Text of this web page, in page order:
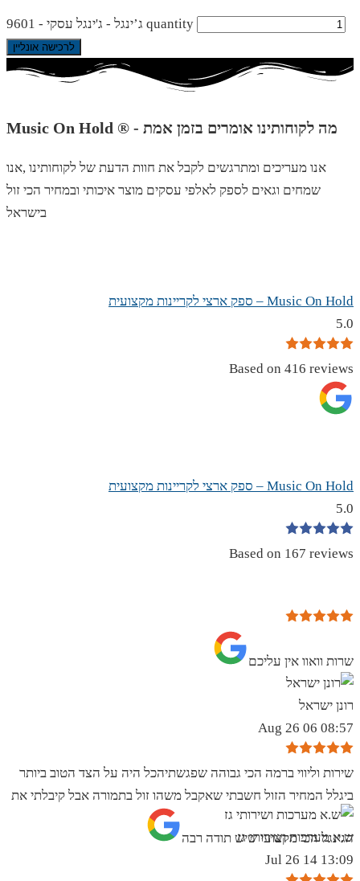
ג’ינגל - ג'ינגל עסקי - 9601 quantity
לרכישה אונליין
Music On Hold ® - מה לקוחותינו אומרים בזמן אמת
אנו מעריכים ומתרגשים לקבל את חוות הדעת של לקוחותינו ,אנו
שמחים וגאים לספק לאלפי עסקים מוצר איכותי ובמחיר הכי זול
בישראל
Music On Hold – ספק ארצי לקריינות מקצועית
5.0
Based on 416 reviews
Music On Hold – ספק ארצי לקריינות מקצועית
5.0
Based on 167 reviews
שרות וואוו אין עליכם
רונן ישראל
08:57 06 Aug 26
שירות וליווי ברמה הכי גבוהה שפגשתיהכל היה על הצד הטוב ביותר
ביגלל המחיר הזול חשבתי שאקבל משהו זול בתמורה אבל קיבלתי את
הגינגל הכי מקצועי שיש תודה רבה
ש.א מערכות ושירותי גז
13:09 14 Jul 26